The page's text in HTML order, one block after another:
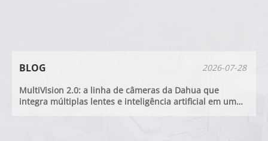
BLOG
2026-07-28
MultiVision 2.0: a linha de câmeras da Dahua que
integra múltiplas lentes e inteligência artificial em um